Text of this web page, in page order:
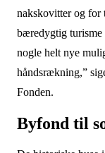
nakskovitter og for
bæredygtig
nogle helt nye
håndsrækning,”
Fonden.
Byfond til